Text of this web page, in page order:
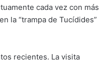
cada vez con más
la “trampa de Tucídides”
recientes. La visita